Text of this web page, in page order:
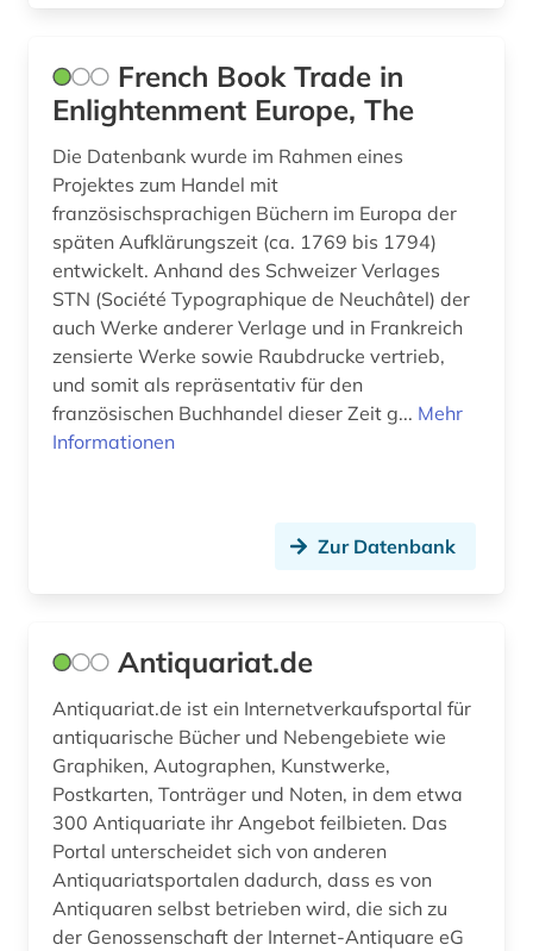
French Book Trade in
Enlightenment Europe, The
Die Datenbank wurde im Rahmen eines
Projektes zum Handel mit
französischsprachigen Büchern im Europa der
späten Aufklärungszeit (ca. 1769 bis 1794)
entwickelt. Anhand des Schweizer Verlages
STN (Société Typographique de Neuchâtel) der
auch Werke anderer Verlage und in Frankreich
zensierte Werke sowie Raubdrucke vertrieb,
und somit als repräsentativ für den
französischen Buchhandel dieser Zeit g... Mehr
Informationen
Zur Datenbank
Antiquariat.de
Antiquariat.de ist ein Internetverkaufsportal für
antiquarische Bücher und Nebengebiete wie
Graphiken, Autographen, Kunstwerke,
Postkarten, Tonträger und Noten, in dem etwa
300 Antiquariate ihr Angebot feilbieten. Das
Portal unterscheidet sich von anderen
Antiquariatsportalen dadurch, dass es von
Antiquaren selbst betrieben wird, die sich zu
der Genossenschaft der Internet-Antiquare eG